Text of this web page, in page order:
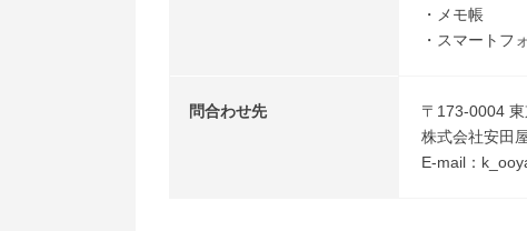
・メモ帳
・スマートフ
問合わせ先
〒173-0004
株式会社安田
E-mail：